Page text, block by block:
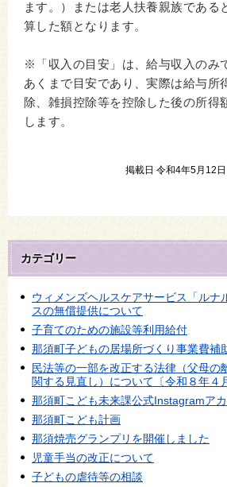
ます。）または老人扶養親族である
算した額となります。
※「収入の目安」は、給与収入のみ
あくまで目安であり、実際は給与所
除、雑損控除等を控除した後の所得
します。
掲載日 令和4年5月12日
カテゴリー
ウィメンズヘルスケアサービス「ルナ
スの無償提供について
子育てのための施設等利用給付
那須町子どもの居場所づくり事業費補
民法等の一部を改正する法律（父母の
関する見直し）について〔令和８年４
那須町こども未来課公式Instagramア
那須町こども計画
那須焼売グランプリを開催しました
児童手当の改正について
子どもの虐待等の相談